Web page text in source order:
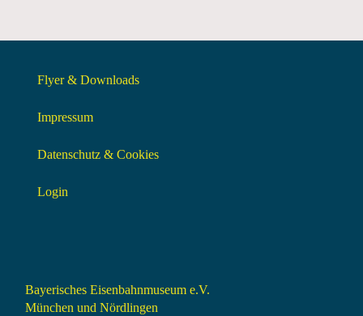
Flyer & Downloads
Impressum
Datenschutz & Cookies
Login
Bayerisches Eisenbahnmuseum e.V.
München und Nördlingen